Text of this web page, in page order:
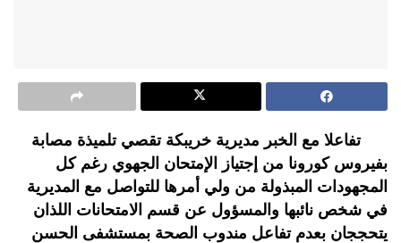
تفاعلا مع الخبر مديرية خريبكة تقصي تلميذة مصابة
بفيروس كورونا من إجتياز الإمتحان الجهوي رغم كل
المجهودات المبذولة من ولي أمرها للتواصل مع المديرية
في شخص نائبها والمسؤول عن قسم الامتحانات اللذان
يتحججان بعدم تفاعل مندوب الصحة بمستشفى الحسن